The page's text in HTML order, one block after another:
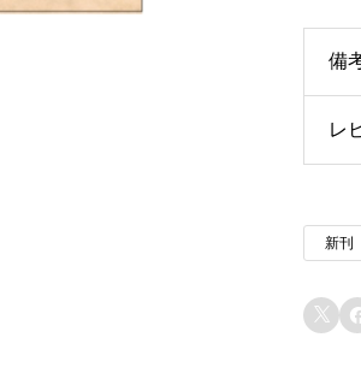
備
レ
新刊
